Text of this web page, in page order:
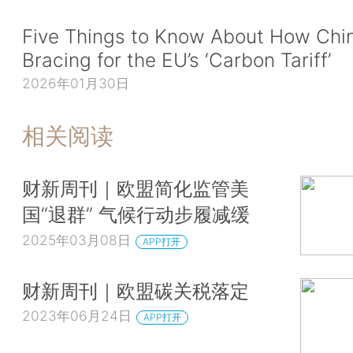
Five Things to Know About How
Bracing for the EU’s ‘Carbon Tariff’
2026年01月30日
相关阅读
财新周刊｜欧盟简化监管美
国“退群” 气候行动步履减缓
2025年03月08日 APP打开
财新周刊｜欧盟碳关税落定
2023年06月24日 APP打开